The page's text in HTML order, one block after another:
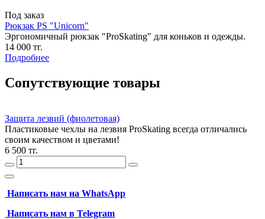
Под заказ
Рюкзак PS "Unicorn"
Эргономичный рюкзак "ProSkating" для коньков и одежды.
14 000 тг.
Подробнее
Сопутствующие товары
Защита лезвий (фиолетовая)
Пластиковые чехлы на лезвия ProSkating всегда отличались
своим качеством и цветами!
6 500 тг.
Написать нам на WhatsApp
Написать нам в Telegram